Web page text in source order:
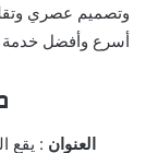
وتصميم عصري
أسرع وأفضل خدمة
العنوان : يقع